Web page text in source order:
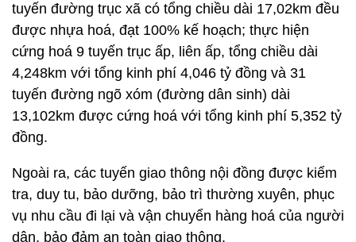
tuyến đường trục xã có tổng chiều dài 17,02km đều
được nhựa hoá, đạt 100% kế hoạch; thực hiện
cứng hoá 9 tuyến trục ấp, liên ấp, tổng chiều dài
4,248km với tổng kinh phí 4,046 tỷ đồng và 31
tuyến đường ngõ xóm (đường dân sinh) dài
13,102km được cứng hoá với tổng kinh phí 5,352 tỷ
đồng.
Ngoài ra, các tuyến giao thông nội đồng được kiểm
tra, duy tu, bảo dưỡng, bảo trì thường xuyên, phục
vụ nhu cầu đi lại và vận chuyển hàng hoá của người
dân, bảo đảm an toàn giao thông.